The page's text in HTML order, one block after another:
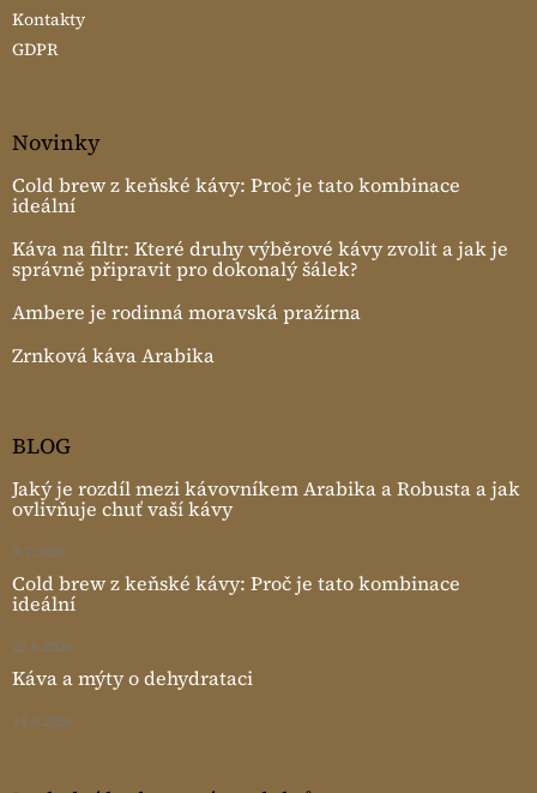
Kontakty
GDPR
Novinky
Cold brew z keňské kávy: Proč je tato kombinace
ideální
Káva na filtr: Které druhy výběrové kávy zvolit a jak je
správně připravit pro dokonalý šálek?
Ambere je rodinná moravská pražírna
Zrnková káva Arabika
BLOG
Jaký je rozdíl mezi kávovníkem Arabika a Robusta a jak
ovlivňuje chuť vaší kávy
9.7.2026
Cold brew z keňské kávy: Proč je tato kombinace
ideální
22.6.2026
Káva a mýty o dehydrataci
14.6.2026